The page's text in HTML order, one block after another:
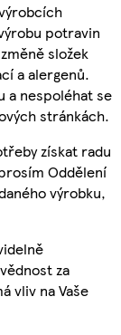
potravin
složek
a alergenů.
a nespoléhat se
stránkách.
získat radu
Oddělení
výrobku,
za
vliv na Vaše